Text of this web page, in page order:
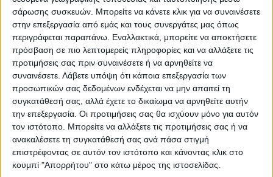
σάρωσης συσκευών. Μπορείτε να κάνετε κλικ για να συναινέσετε
στην επεξεργασία από εμάς και τους συνεργάτες μας όπως
περιγράφεται παραπάνω. Εναλλακτικά, μπορείτε να αποκτήσετε
πρόσβαση σε πιο λεπτομερείς πληροφορίες και να αλλάξετε τις
προτιμήσεις σας πριν συναινέσετε ή να αρνηθείτε να
συναινέσετε. Λάβετε υπόψη ότι κάποια επεξεργασία των
προσωπικών σας δεδομένων ενδέχεται να μην απαιτεί τη
συγκατάθεσή σας, αλλά έχετε το δικαίωμα να αρνηθείτε αυτήν
την επεξεργασία. Οι προτιμήσεις σας θα ισχύουν μόνο για αυτόν
τον ιστότοπο. Μπορείτε να αλλάξετε τις προτιμήσεις σας ή να
ανακαλέσετε τη συγκατάθεσή σας ανά πάσα στιγμή
επιστρέφοντας σε αυτόν τον ιστότοπο και κάνοντας κλικ στο
κουμπί "Απορρήτου" στο κάτω μέρος της ιστοσελίδας.
Θεοδόσης Κατσάρας
https://neosagon.gr
ΠΑΡΟΜΟΙΑ ΑΡΘΡΑ